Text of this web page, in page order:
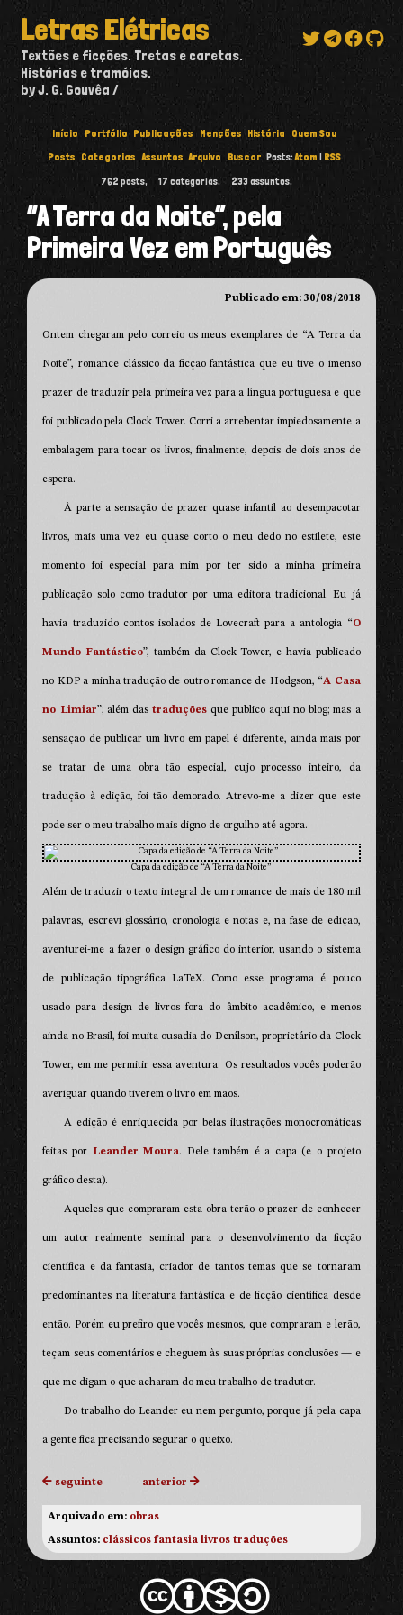
Letras Elétricas
Textões e ficções. Tretas e caretas.
Histórias e tramóias.
by J. G. Gouvêa
Início Portfólio Publicações Menções História
Quem Sou
Posts Categorias Assuntos Arquivo Buscar Posts:Atom | RSS
762 posts, 17 categorias, 233assuntos,
“A Terra da Noite”, pela
Primeira Vez em Português
Publicado em: 30/08/2018
Ontem chegaram pelo correio os meus exemplares de “A Terra da
Noite”, romance clássico da ficção fantástica que eu tive o imenso
prazer de traduzir pela primeira vez para a língua portuguesa e que
foi publicado pela Clock Tower. Corri a arrebentar impiedosamente a
embalagem para tocar os livros, finalmente, depois de dois anos de
espera.
À parte a sensação de prazer quase infantil ao desempacotar
livros, mais uma vez eu quase corto o meu dedo no estilete, este
momento foi especial para mim por ter sido a minha primeira
publicação solo como tradutor por uma editora tradicional. Eu já
havia traduzido contos isolados de Lovecraft para a antologia “O
Mundo Fantástico”, também da Clock Tower, e havia publicado
no KDP a minha tradução de outro romance de Hodgson, “A Casa
no Limiar”; além das traduçõesque publico aqui no blog; mas a
sensação de publicar um livro em papel é diferente, ainda mais por
se tratar de uma obra tão especial, cujo processo inteiro, da
tradução à edição, foi tão demorado. Atrevo-me a dizer que este
pode ser o meu trabalho mais digno de orgulho até agora.
Capa da edição de “A Terra da Noite”
Além de traduzir o texto integral de um romance de mais de 180 mil
palavras, escrevi glossário, cronologia e notas e, na fase de edição,
aventurei-me a fazer o design gráfico do interior, usando o sistema
de publicação tipográfica LaTeX. Como esse programa é pouco
usado para design de livros fora do âmbito acadêmico, e menos
ainda no Brasil, foi muita ousadia do Denílson, proprietário da Clock
Tower, em me permitir essa aventura. Os resultados vocês poderão
averiguar quando tiverem o livro em mãos.
A edição é enriquecida por belas ilustrações monocromáticas
feitas por Leander Moura. Dele também é a capa (e o projeto
gráfico desta).
Aqueles que compraram esta obra terão o prazer de conhecer
um autor realmente seminal para o desenvolvimento da ficção
científica e da fantasia, criador de tantos temas que se tornaram
predominantes na literatura fantástica e de ficção científica desde
então. Porém eu prefiro que vocês mesmos, que compraram e lerão,
teçam seus comentários e cheguem às suas próprias conclusões — e
que me digam o que acharam do meu trabalho de tradutor.
Do trabalho do Leander eu nem pergunto, porque já pela capa
a gente fica precisando segurar o queixo.
seguinte anterior
Arquivado em: obras
Assuntos: clássicos fantasia livros traduções